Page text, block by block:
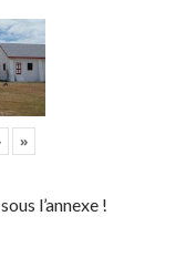
»
l’annexe !